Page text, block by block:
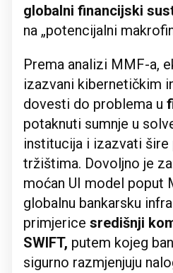
globalni financijski
na „potencijalni
Prema analizi MMF-a,
izazvani kibernetičkim
dovesti do problema u
potaknuti sumnje u
institucija i izazvati šire
tržištima. Dovoljno je
moćan UI model poput
globalnu bankarsku
primjerice središnji
SWIFT, putem kojeg
sigurno razmjenjuju